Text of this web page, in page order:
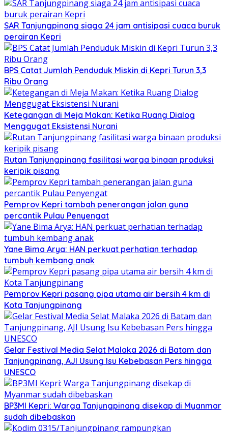
SAR Tanjungpinang siaga 24 jam antisipasi cuaca buruk
perairan Kepri
BPS Catat Jumlah Penduduk Miskin di Kepri Turun 3,3
Ribu Orang
Ketegangan di Meja Makan: Ketika Ruang Dialog
Menggugat Eksistensi Nurani
Rutan Tanjungpinang fasilitasi warga binaan produksi
keripik pisang
Pemprov Kepri tambah penerangan jalan guna
percantik Pulau Penyengat
Yane Bima Arya: HAN perkuat perhatian terhadap
tumbuh kembang anak
Pemprov Kepri pasang pipa utama air bersih 4 km di
Kota Tanjungpinang
Gelar Festival Media Selat Malaka 2026 di Batam dan
Tanjungpinang, AJI Usung Isu Kebebasan Pers hingga
UNESCO
BP3MI Kepri: Warga Tanjungpinang disekap di Myanmar
sudah dibebaskan